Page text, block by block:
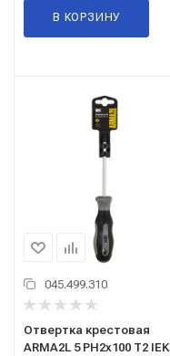
В КОРЗИНУ
045.499.310
Отвертка крестовая
ARMA2L 5 PH2х100 Т2 IEK